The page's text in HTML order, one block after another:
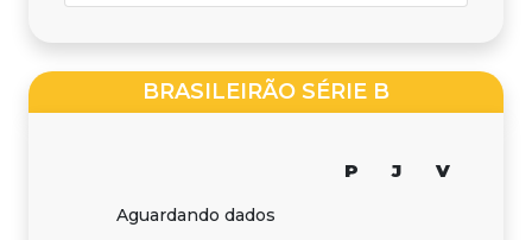
BRASILEIRÃO SÉRIE B
P J V
Aguardando dados